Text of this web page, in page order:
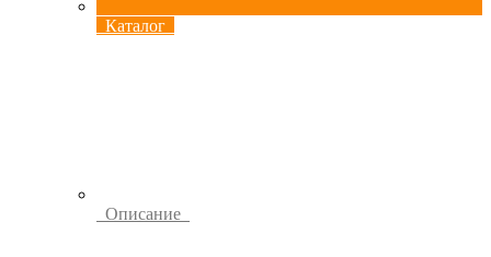
Каталог
Описание